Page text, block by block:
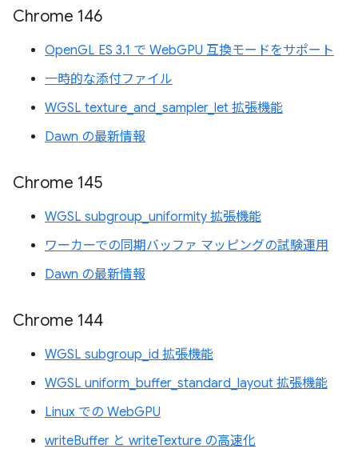
Chrome 146
OpenGL ES 3.1 で WebGPU 互換モードをサポート
一時的な添付ファイル
WGSL texture_and_sampler_let 拡張機能
Dawn の最新情報
Chrome 145
WGSL subgroup_uniformity 拡張機能
ワーカーでの同期バッファ マッピングの試験運用
Dawn の最新情報
Chrome 144
WGSL subgroup_id 拡張機能
WGSL uniform_buffer_standard_layout 拡張機能
Linux での WebGPU
writeBuffer と writeTexture の高速化